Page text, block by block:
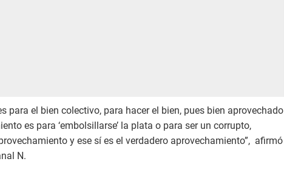
para el bien colectivo, para hacer el bien, pues bien aprovechado
es para ‘embolsillarse’ la plata o para ser un corrupto,
y ese sí es el verdadero aprovechamiento”, afirmó
N.